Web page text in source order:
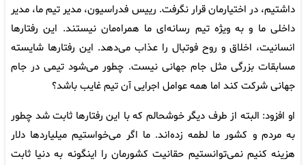
داشتیم، در اختیارمان قرار نگرفت. رییس فدراسیون، مدیر تیم ما، مدیر
داخلی ما و به ویژه تیم رسانه‌ای ما همراه‌مان نیستند. این رفتارها
انسانیت، اخلاق و روح فوتبال را عذاب می‌دهد. این رفتارها شایسته
مسابقات بزرگی مثل جام جهانی نیست. چطور می‌شود تیمی در جام
جهانی شرکت کند اما همه عوامل اجرایی آن تیم غایب باشد؟
او افزود: البته از طرف دیگر خوشحالم که با این رفتارها ثابت شد چطور
به مردم و کشور ما لطمه زده‌اند. ما اگر می‌خواستیم میلیاردها دلار
هزینه کنیم نمی‌توانستیم حقانیت کشورمان را اینگونه به دنیا ثابت